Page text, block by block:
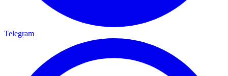
Telegram